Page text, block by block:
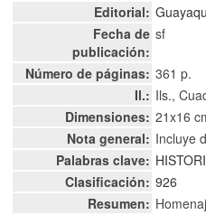
Editorial:
Fecha de
publicación:
sf
Número de páginas: 361 p.
Il.: Ils.,
Dimensiones: 21x16
Nota general: Incluye
Palabras clave:
Clasificación: 926
Resumen: